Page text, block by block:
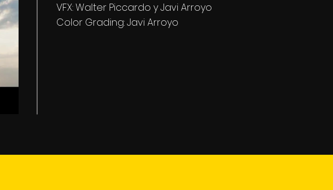
VFX: Walter Piccardo y Javi Arroyo
Color Grading: Javi Arroyo